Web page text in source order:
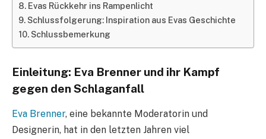
Evas Rückkehr ins Rampenlicht
Schlussfolgerung: Inspiration aus Evas Geschichte
Schlussbemerkung
Einleitung: Eva Brenner und ihr Kampf
gegen den Schlaganfall
Eva Brenner, eine bekannte Moderatorin und
Designerin, hat in den letzten Jahren viel